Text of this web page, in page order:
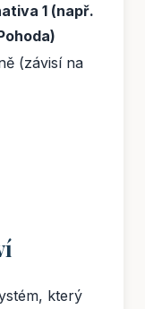
1 (např.
(závisí na
který